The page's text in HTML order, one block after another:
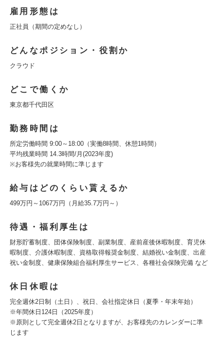
雇用形態は
正社員（期間の定めなし）
どんなポジション・役割か
クラウド
どこで働くか
東京都千代田区
勤務時間は
所定労働時間 9:00～18:00（実働8時間、休憩1時間）
平均残業時間 14.3時間/月(2023年度)
※お客様先の就業時間に準じます
給与はどのくらい貰えるか
499万円～1067万円（月給35.7万円～）
待遇・福利厚生は
財形貯蓄制度、団体保険制度、副業制度、産前産後休暇制度、育児休
暇制度、介護休暇制度、資格取得報奨金制度、結婚祝い金制度、出産
祝い金制度、健康保険組合福利厚生サービス、各種社会保険完備 など
休日休暇は
完全週休2日制（土日）、祝日、会社指定休日（夏季・年末年始）
※年間休日124日（2025年度）
※原則として完全週休2日となりますが、お客様先のカレンダーに準
じます